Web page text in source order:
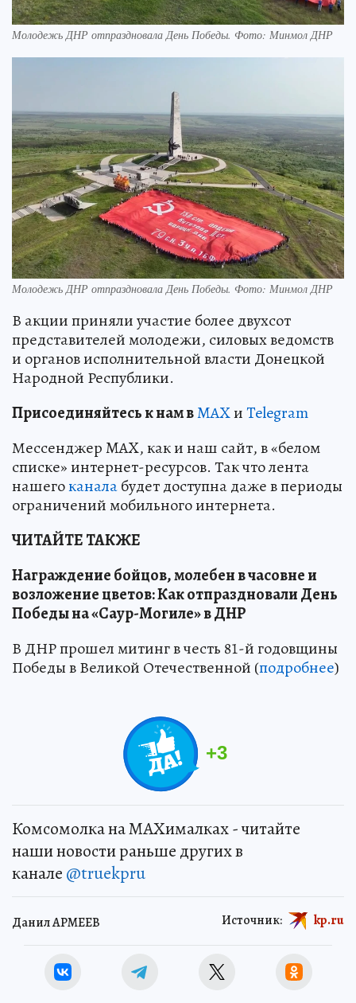
Молодежь ДНР отпраздновала День Победы. Фото: Минмол ДНР
Молодежь ДНР отпраздновала День Победы. Фото: Минмол ДНР
В акции приняли участие более двухсот
представителей молодежи, силовых ведомств
и органов исполнительной власти Донецкой
Народной Республики.
Присоединяйтесь к нам вMAXиTelegram
Мессенджер MAX, как и наш сайт, в «белом
списке» интернет-ресурсов. Так что лента
нашегоканалабудет доступна даже в периоды
ограничений мобильного интернета.
ЧИТАЙТЕ ТАКЖЕ
Награждение бойцов, молебен в часовне и
возложение цветов: Как отпраздновали День
Победы на «Саур-Могиле» в ДНР
В ДНР прошел митинг в честь 81-й годовщины
Победы в Великой Отечественной (подробнее)
+3
Комсомолка на MAXималках - читайте
наши новости раньше других в
канале @truekpru
Данил АРМЕЕВ Источник: kp.ru